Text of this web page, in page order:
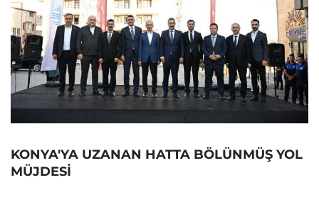
KONYA'YA UZANAN HATTA BÖLÜNMÜŞ YOL
MÜJDESİ